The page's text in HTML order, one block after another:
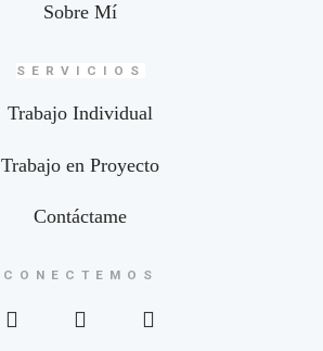
Sobre Mí
SERVICIOS
Trabajo Individual
Trabajo en Proyecto
Contáctame
CONECTEMOS